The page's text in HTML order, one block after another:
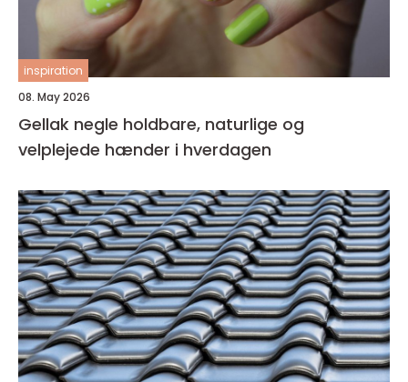
inspiration
08. May 2026
Gellak negle holdbare, naturlige og
velplejede hænder i hverdagen